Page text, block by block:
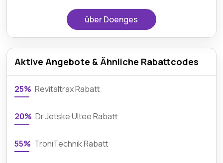
über Doenges
Aktive Angebote & Ähnliche Rabattcodes
25% Revitaltrax Rabatt
20% Dr Jetske Ultee Rabatt
55% TroniTechnik Rabatt